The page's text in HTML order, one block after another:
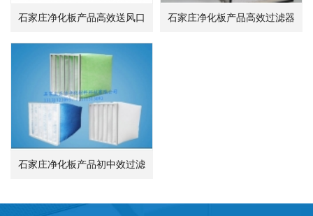
石家庄净化板产品高效送风口 石家庄净化板产品高效过滤器
石家庄净化板产品初中效过滤